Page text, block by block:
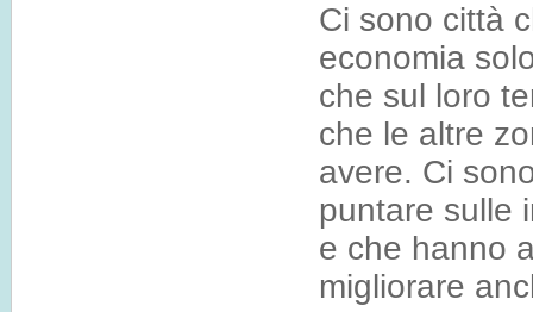
Ci sono città
economia
che sul loro
che le altre
avere. Ci
puntare sulle
e che hanno
migliorare